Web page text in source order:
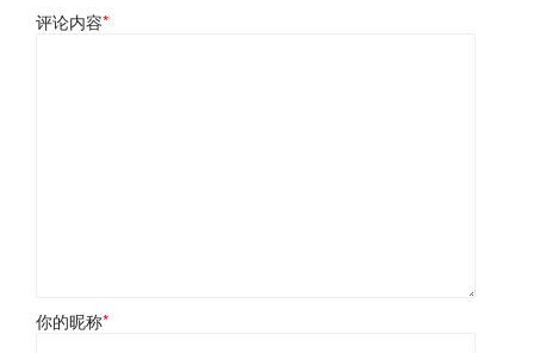
评论内容*
你的昵称*